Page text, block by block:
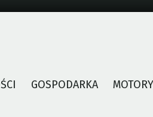
GOSPODARKA